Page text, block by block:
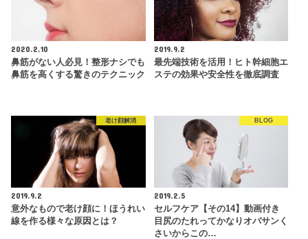
2020.2.10
鼻筋がない人必見！整形ナシでも
鼻筋を高くする驚きのテクニック
2019.9.2
最先端技術を活用！ヒト幹細胞エ
ステの効果や安全性を徹底調査
老け顔解消
2019.9.2
意外なもので老け顔に！ほうれい
線を作る様々な原因とは？
BLOG
2019.2.5
セルフケア【その14】動画付き
目尻のたれってかなりオバサンく
さいからこの…